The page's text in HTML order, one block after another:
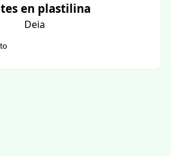
en plastilina
Deia